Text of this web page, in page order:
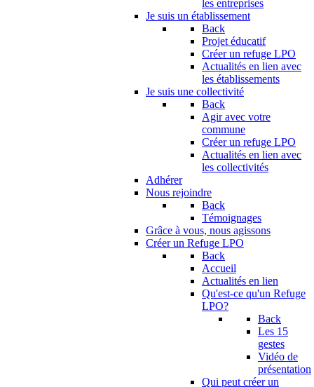
les entreprises
Je suis un établissement
Back
Projet éducatif
Créer un refuge LPO
Actualités en lien avec
les établissements
Je suis une collectivité
Back
Agir avec votre
commune
Créer un refuge LPO
Actualités en lien avec
les collectivités
Adhérer
Nous rejoindre
Back
Témoignages
Grâce à vous, nous agissons
Créer un Refuge LPO
Back
Accueil
Actualités en lien
Qu'est-ce qu'un Refuge
LPO?
Back
Les 15
gestes
Vidéo de
présentation
Qui peut créer un